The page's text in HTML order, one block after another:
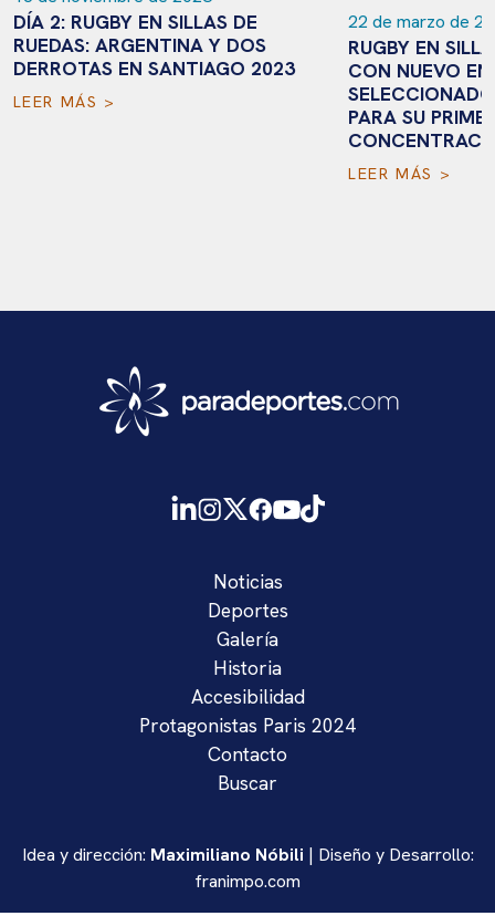
DÍA 2: RUGBY EN SILLAS DE
RUEDAS: ARGENTINA Y DOS
DERROTAS EN SANTIAGO 2023
LEER MÁS >
22 de marzo de
RUGBY EN
CON NUEVO
PARA SU
LEER MÁS >
Noticias
Deportes
Galería
Historia
Accesibilidad
Protagonistas Paris 2024
Contacto
Buscar
Idea y dirección: Maximiliano Nóbili | Diseño y Desarrollo:
franimpo.com